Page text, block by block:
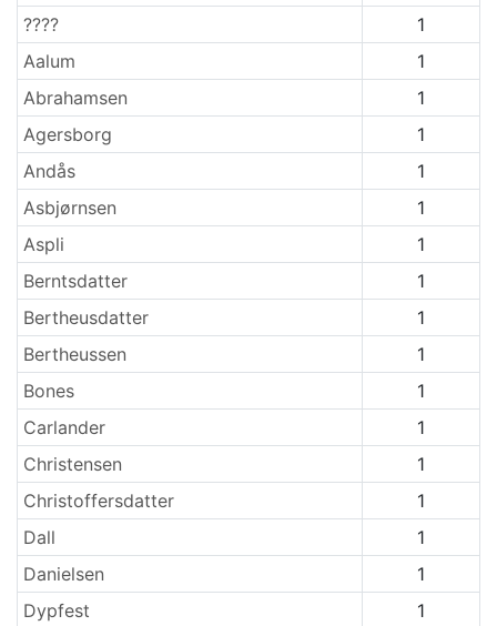
????
1
Aalum
1
Abrahamsen
1
Agersborg
1
Andås
1
Asbjørnsen
1
Aspli
1
Berntsdatter
1
Bertheusdatter
1
Bertheussen
1
Bones
1
Carlander
1
Christensen
1
Christoffersdatter
1
Dall
1
Danielsen
1
Dypfest
1